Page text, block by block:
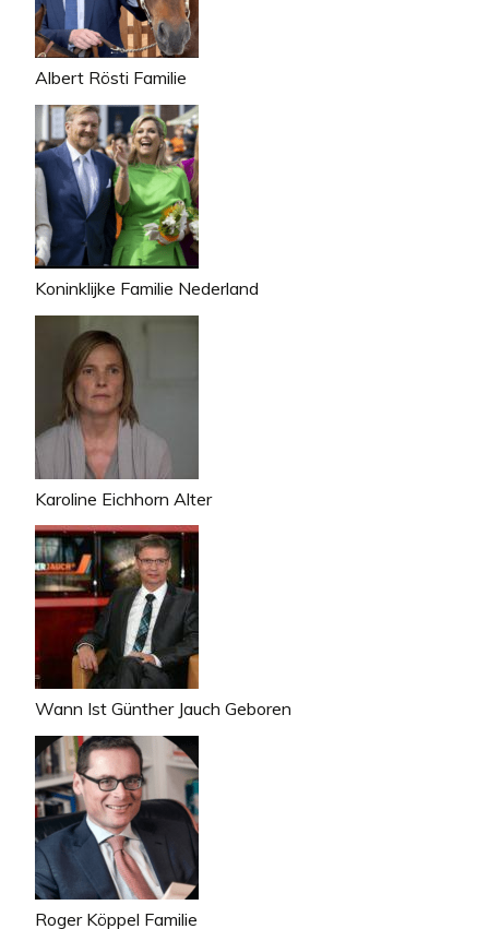
Albert Rösti Familie
Koninklijke Familie Nederland
Karoline Eichhorn Alter
Wann Ist Günther Jauch Geboren
Roger Köppel Familie